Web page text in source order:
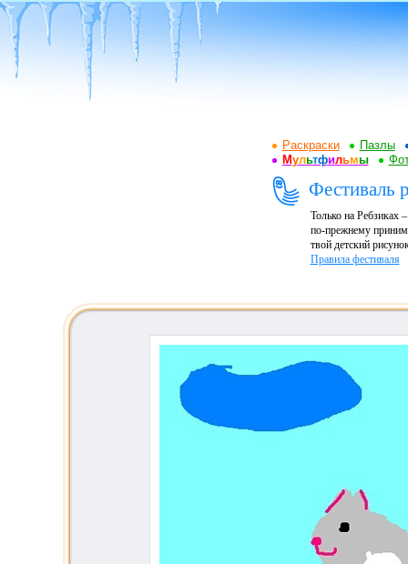
Раскраски
Пазлы
Мультфильмы
Фестиваль
Только на Ребзиках
по-прежнему
твой детский
Правила фестиваля